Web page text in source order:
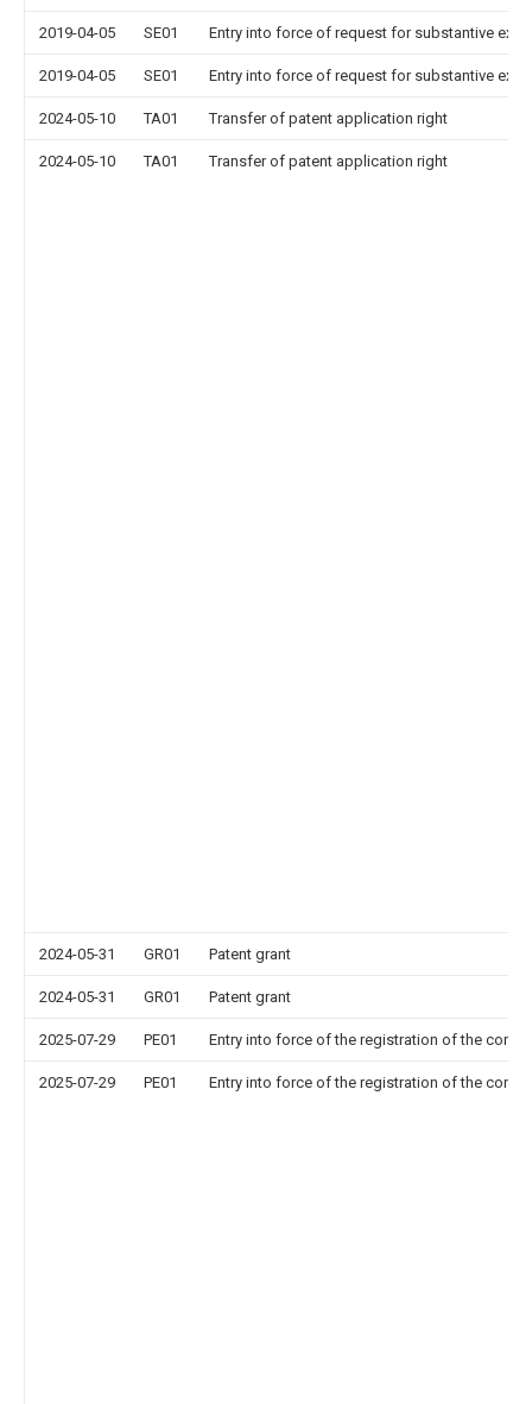
2019-04-05 SE01 Entry into force of request for substantive
2019-04-05 SE01 Entry into force of request for substantive
2024-05-10 TA01 Transfer of patent application right
2024-05-10 TA01 Transfer of patent application right
2024-05-31 GR01 Patent grant
2024-05-31 GR01 Patent grant
2025-07-29 PE01 Entry into force of the registration of the
2025-07-29 PE01 Entry into force of the registration of the